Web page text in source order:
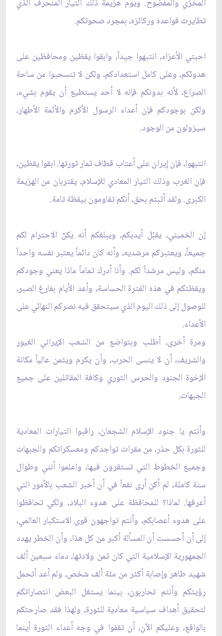
المخزي والمفضوح. ويوم هزيمة ذلك التيار المنحرف الذي
تطايرت قواعده وركائزه، بمجرد صحوتكم.
احبتي الأعزاء، انتبهوا جيداً، وابقوا يقظين ومحافظين على
هدوئكم، وعلى كامل استعدادكم، ولكن لا تنسحبوا من ساحة
الصراع، لأنه بدونكم فإنه لا أحد يستطيع أن يقوم بشي‏ء،
ولكن بوجودكم فإن أعداء الرسول الأكرم والأئمة الأطهار،
سيزولون من الوجود.
انتبهوا، فإن إيران على أعتاب قطاف ثمار ثورتها. ابقوا يقظين،
فإن الغرب وذلك التيار المعادي للإسلام، يقتربان من الهزيمة
الكبرى. ولقد أثبتم بحق، أنكم تقاومون بيقظة تامة.
إن الخميني، يقبّل أيديكم، ويبلغكم أنه يكنّ الاحترام لكم
جميعاً، ويعتبركم مرشديه، وأنه كان دائماً يعتبر نفسه واحداً
منكم، وليس مرشداً لكم. وأنا أدرك تماماً ماذا يعني وجودكم
ويقظتكم في هذه الفترة الحساسة، وأعد الأيام بفارغ الصبر،
للوصول إلى ذلك اليوم الذي سيتحقق فيه نصركم النهائي على
الأعداء.
ومرة أخرى، أطلب وبتواضع من الشعب الإيراني الغيور
والشريف، أن لا ينسى الحرب، وأن يكرم ويثمن عالياً مكانة
الإخوة الجنود والحرس الثوري وكافة المقاتلين على جميع
الجبهات.
وأنتم يا جنود الإسلام الشجعان، راقبوا التيارات المعادية
للثورة بكل حذر، من مقرات تواجدكم ومعسكراتكم والجبهات
وجميع الخطوط التي تستقرون فيها، واعلموا أنني وطوال
سنة كاملة، لم أكن أرى نفعاً في أن أخبر الشعب بالأمور التي
أعرفها. لماذا؟ للمحافظة على هدوء البلاد، ولكي تحافظوا
على هدوء أعصابكم، وأنتم تواجهون قوى الاستكبار العالمي،
إلى أن أحسست أن المسألة أكبر من كل هذا، وأن الخطر يهدد
الجمهورية الإسلامية التي كان ثمن ولادتها، دماء سبعين ألف
شهيد طاهر وإصابة أكثر من مئة ألف شخص، ولم أعد أتحمل
رؤيتكم وأنتم تحاربون، بينما يستغل البعض انتصاراتكم
لتحقيق أهداف سياسية معادية للثورة، ولهذا فقد صارحتكم
بالواقع، وعليكم الآن، أن تقفوا في وجه أعداء الثورة أينما